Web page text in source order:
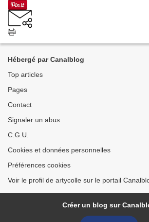
Hébergé par Canalblog
Top articles
Pages
Contact
Signaler un abus
C.G.U.
Cookies et données personnelles
Préférences cookies
Voir le profil de artycolle sur le portail
Créer un blog sur